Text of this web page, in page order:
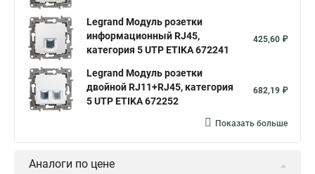
Legrand Модуль розетки
информационный RJ45,
категория 5 UTP ETIKA 672241
425,60 ₽
Legrand Модуль розетки
двойной RJ11+RJ45, категория
5 UTP ETIKA 672252
682,19 ₽
Показать больше
Аналоги по цене